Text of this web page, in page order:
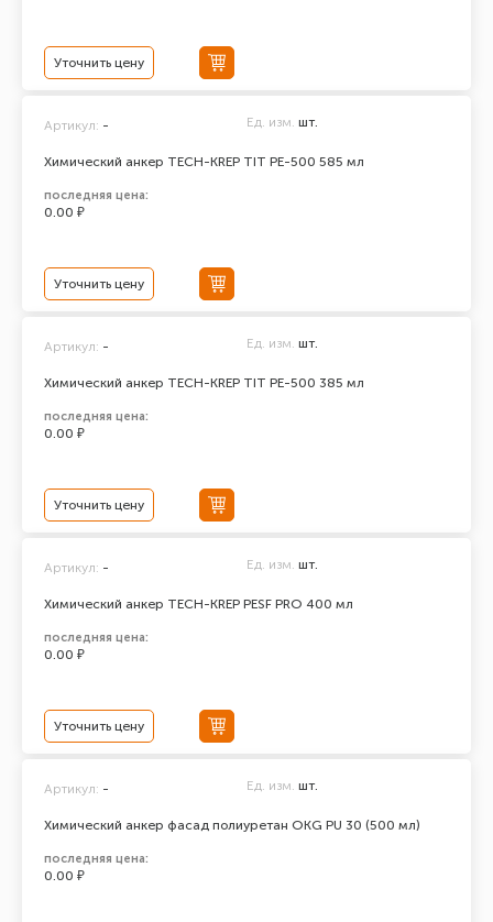
Уточнить цену
Химический анкер TECH-KREP TIT PE-500 585 мл
Артикул: - Ед. изм. шт.
последняя цена:
0.00 ₽
Уточнить цену
Химический анкер TECH-KREP TIT PE-500 385 мл
Артикул: - Ед. изм. шт.
последняя цена:
0.00 ₽
Уточнить цену
Химический анкер TECH-KREP PESF PRO 400 мл
Артикул: - Ед. изм. шт.
последняя цена:
0.00 ₽
Уточнить цену
Химический анкер фасад полиуретан ОКG PU 30 (500 мл)
Артикул: - Ед. изм. шт.
последняя цена:
0.00 ₽